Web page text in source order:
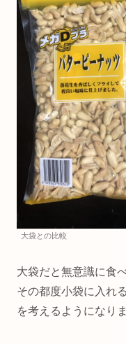
大袋との比較
大袋だと無意識に食
その都度小袋に入れ
を考えるようになり